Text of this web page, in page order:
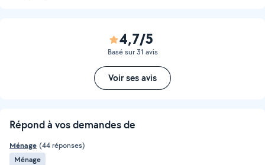
4,7/5
Basé sur 31 avis
Voir ses avis
Répond à vos demandes de
Ménage (44 réponses)
Ménage